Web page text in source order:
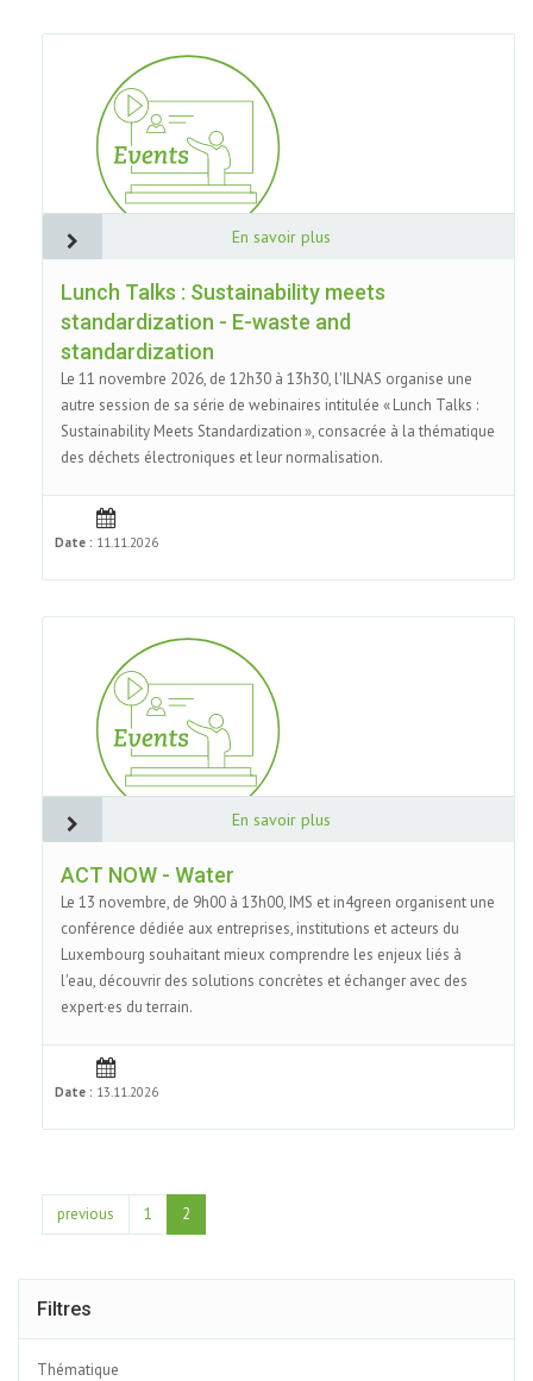
En savoir plus
Lunch Talks : Sustainability meets
standardization - E-waste and
standardization
Le 11 novembre 2026, de 12h30 à 13h30, l'ILNAS organise une
autre session de sa série de webinaires intitulée « Lunch Talks :
Sustainability Meets Standardization », consacrée à la thématique
des déchets électroniques et leur normalisation.
Date : 11.11.2026
En savoir plus
ACT NOW - Water
Le 13 novembre, de 9h00 à 13h00, IMS et in4green organisent une
conférence dédiée aux entreprises, institutions et acteurs du
Luxembourg souhaitant mieux comprendre les enjeux liés à
l'eau, découvrir des solutions concrètes et échanger avec des
expert·es du terrain.
Date : 13.11.2026
previous 1 2
Filtres
Thématique